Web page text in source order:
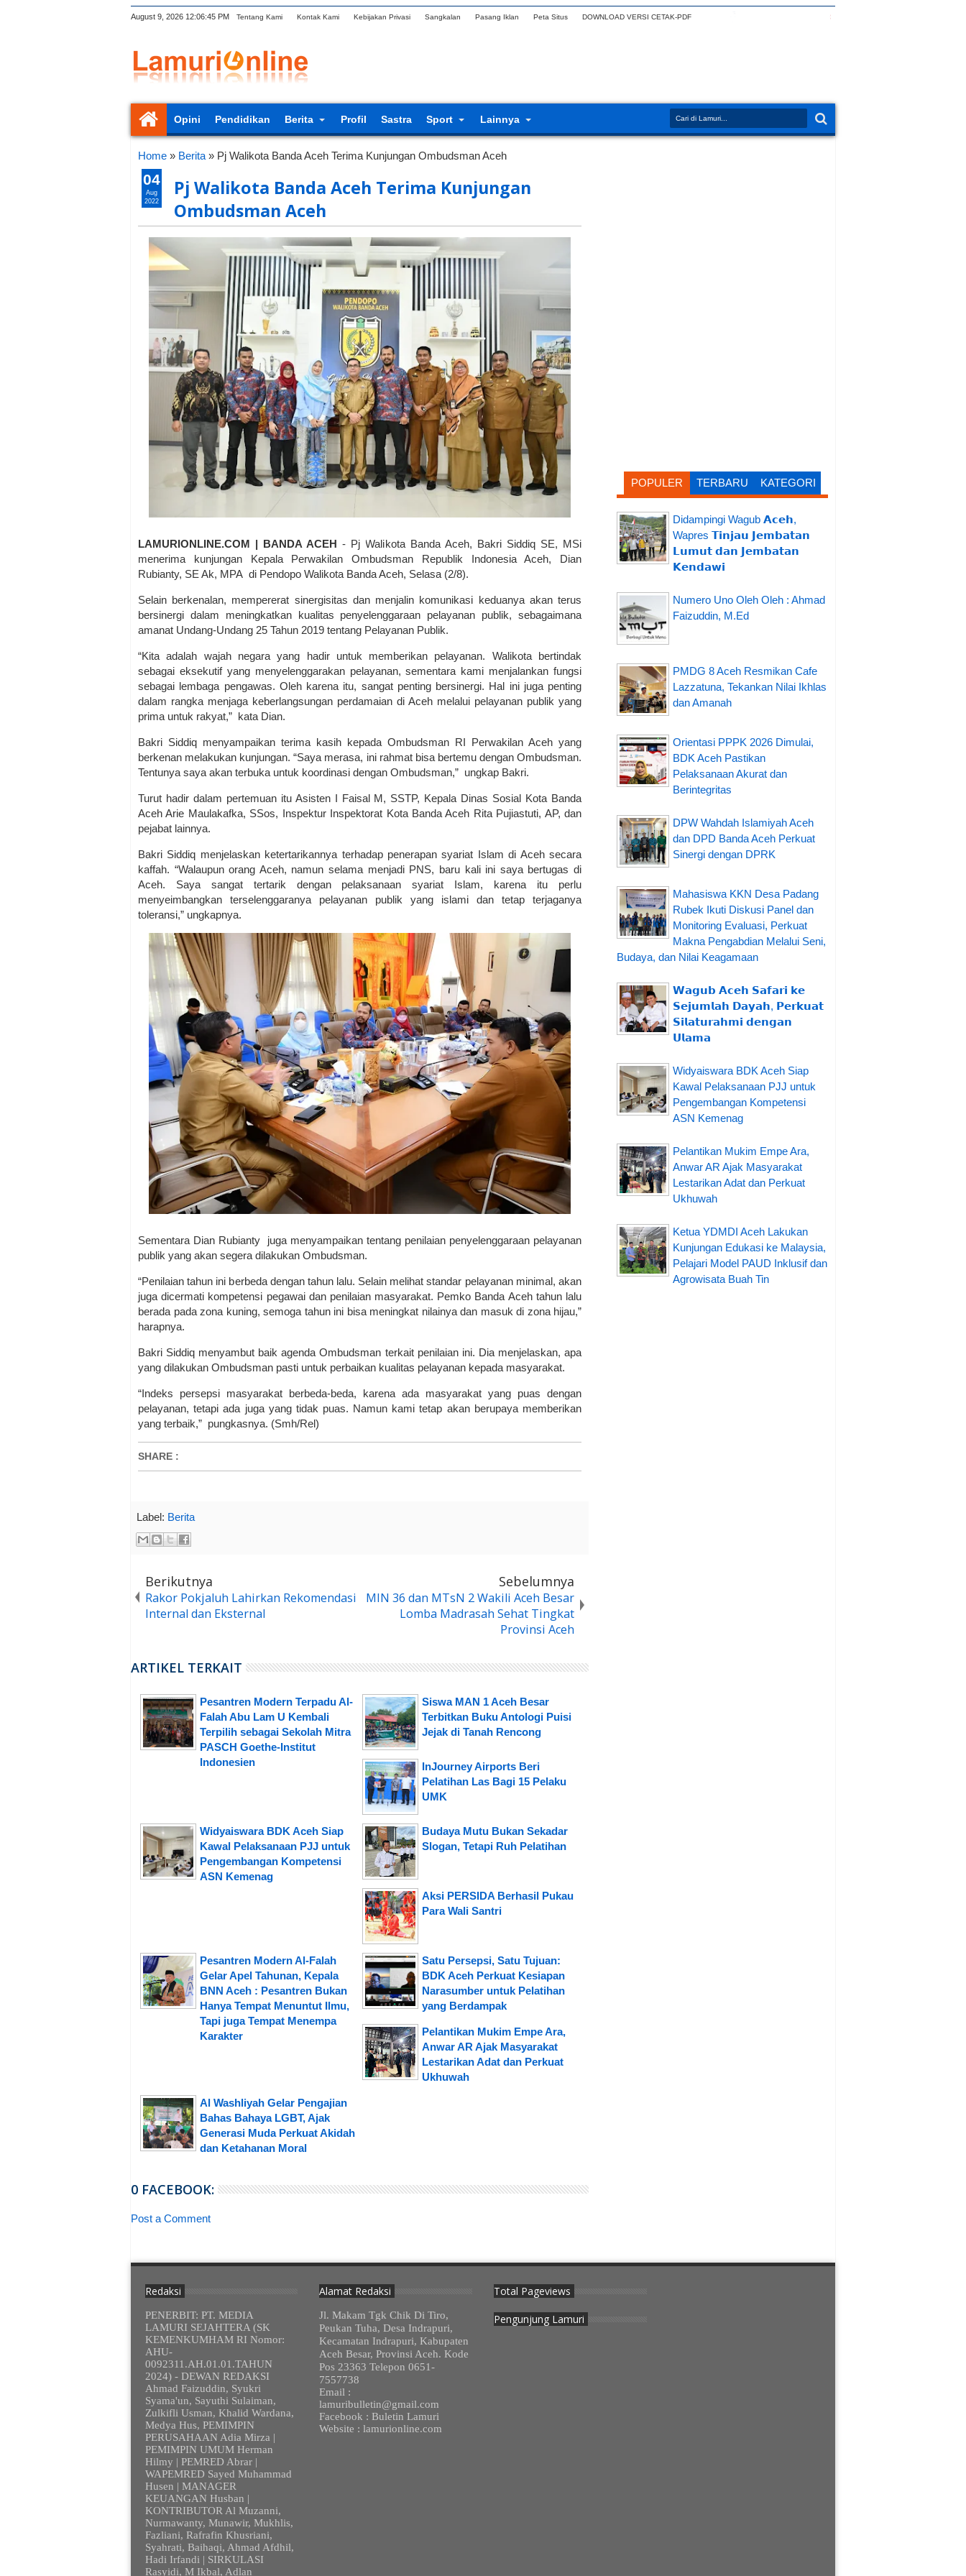
August 9, 2026 12:06:46 PM Tentang Kami Kontak Kami Kebijakan Privasi Sangkalan Pasang Iklan Peta Situs DOWNLOAD VERSI CETAK-PDF
Opini Pendidikan Berita Profil Sastra Sport Lainnya
Home » Berita » Pj Walikota Banda Aceh Terima Kunjungan Ombudsman Aceh
Pj Walikota Banda Aceh Terima Kunjungan
Ombudsman Aceh
LAMURIONLINE.COM | BANDA ACEH - Pj Walikota Banda Aceh, Bakri Siddiq SE, MSi
menerima kunjungan Kepala Perwakilan Ombudsman Republik Indonesia Aceh, Dian
Rubianty, SE Ak, MPA di Pendopo Walikota Banda Aceh, Selasa (2/8).
Selain berkenalan, mempererat sinergisitas dan menjalin komunikasi keduanya akan terus
bersinergi dalam meningkatkan kualitas penyelenggaraan pelayanan publik, sebagaimana
amanat Undang-Undang 25 Tahun 2019 tentang Pelayanan Publik.
“Kita adalah wajah negara yang hadir untuk memberikan pelayanan. Walikota bertindak
sebagai eksekutif yang menyelenggarakan pelayanan, sementara kami menjalankan fungsi
sebagai lembaga pengawas. Oleh karena itu, sangat penting bersinergi. Hal ini juga penting
dalam rangka menjaga keberlangsungan perdamaian di Aceh melalui pelayanan publik yang
prima untuk rakyat,” kata Dian.
Bakri Siddiq menyampaikan terima kasih kepada Ombudsman RI Perwakilan Aceh yang
berkenan melakukan kunjungan. “Saya merasa, ini rahmat bisa bertemu dengan Ombudsman.
Tentunya saya akan terbuka untuk koordinasi dengan Ombudsman,” ungkap Bakri.
Turut hadir dalam pertemuan itu Asisten I Faisal M, SSTP, Kepala Dinas Sosial Kota Banda
Aceh Arie Maulakafka, SSos, Inspektur Inspektorat Kota Banda Aceh Rita Pujiastuti, AP, dan
pejabat lainnya.
Bakri Siddiq menjelaskan ketertarikannya terhadap penerapan syariat Islam di Aceh secara
kaffah. “Walaupun orang Aceh, namun selama menjadi PNS, baru kali ini saya bertugas di
Aceh. Saya sangat tertarik dengan pelaksanaan syariat Islam, karena itu perlu
menyeimbangkan terselenggaranya pelayanan publik yang islami dan tetap terjaganya
toleransi,” ungkapnya.
Sementara Dian Rubianty juga menyampaikan tentang penilaian penyelenggaraan pelayanan
publik yang akan segera dilakukan Ombudsman.
“Penilaian tahun ini berbeda dengan tahun lalu. Selain melihat standar pelayanan minimal, akan
juga dicermati kompetensi pegawai dan penilaian masyarakat. Pemko Banda Aceh tahun lalu
berada pada zona kuning, semoga tahun ini bisa meningkat nilainya dan masuk di zona hijau,”
harapnya.
Bakri Siddiq menyambut baik agenda Ombudsman terkait penilaian ini. Dia menjelaskan, apa
yang dilakukan Ombudsman pasti untuk perbaikan kualitas pelayanan kepada masyarakat.
“Indeks persepsi masyarakat berbeda-beda, karena ada masyarakat yang puas dengan
pelayanan, tetapi ada juga yang tidak puas. Namun kami tetap akan berupaya memberikan
yang terbaik,” pungkasnya. (Smh/Rel)
SHARE :
04
Aug
2022
Label: Berita
Berikutnya
Rakor Pokjaluh Lahirkan Rekomendasi
Internal dan Eksternal
Sebelumnya
MIN 36 dan MTsN 2 Wakili Aceh Besar
Lomba Madrasah Sehat Tingkat
Provinsi Aceh
ARTIKEL TERKAIT
Pesantren Modern Terpadu Al-
Falah Abu Lam U Kembali
Terpilih sebagai Sekolah Mitra
PASCH Goethe-Institut
Indonesien
Siswa MAN 1 Aceh Besar
Terbitkan Buku Antologi Puisi
Jejak di Tanah Rencong
InJourney Airports Beri
Pelatihan Las Bagi 15 Pelaku
UMK
Widyaiswara BDK Aceh Siap
Kawal Pelaksanaan PJJ untuk
Pengembangan Kompetensi
ASN Kemenag
Budaya Mutu Bukan Sekadar
Slogan, Tetapi Ruh Pelatihan
Aksi PERSIDA Berhasil Pukau
Para Wali Santri
Pesantren Modern Al-Falah
Gelar Apel Tahunan, Kepala
BNN Aceh : Pesantren Bukan
Hanya Tempat Menuntut Ilmu,
Tapi juga Tempat Menempa
Karakter
Satu Persepsi, Satu Tujuan:
BDK Aceh Perkuat Kesiapan
Narasumber untuk Pelatihan
yang Berdampak
Pelantikan Mukim Empe Ara,
Anwar AR Ajak Masyarakat
Lestarikan Adat dan Perkuat
Ukhuwah
Al Washliyah Gelar Pengajian
Bahas Bahaya LGBT, Ajak
Generasi Muda Perkuat Akidah
dan Ketahanan Moral
0 FACEBOOK:
Post a Comment
POPULER TERBARU KATEGORI
Didampingi Wagub 𝗔𝗰𝗲𝗵,
Wapres 𝗧𝗶𝗻𝗷𝗮𝘂 𝗝𝗲𝗺𝗯𝗮𝘁𝗮𝗻
𝗟𝘂𝗺𝘂𝘁 𝗱𝗮𝗻 𝗝𝗲𝗺𝗯𝗮𝘁𝗮𝗻
𝗞𝗲𝗻𝗱𝗮𝘄𝗶
Numero Uno Oleh Oleh : Ahmad
Faizuddin, M.Ed
PMDG 8 Aceh Resmikan Cafe
Lazzatuna, Tekankan Nilai Ikhlas
dan Amanah
Orientasi PPPK 2026 Dimulai,
BDK Aceh Pastikan
Pelaksanaan Akurat dan
Berintegritas
DPW Wahdah Islamiyah Aceh
dan DPD Banda Aceh Perkuat
Sinergi dengan DPRK
Mahasiswa KKN Desa Padang
Rubek Ikuti Diskusi Panel dan
Monitoring Evaluasi, Perkuat
Makna Pengabdian Melalui Seni,
Budaya, dan Nilai Keagamaan
𝗪𝗮𝗴𝘂𝗯 𝗔𝗰𝗲𝗵 𝗦𝗮𝗳𝗮𝗿𝗶 𝗸𝗲
𝗦𝗲𝗷𝘂𝗺𝗹𝗮𝗵 𝗗𝗮𝘆𝗮𝗵, 𝗣𝗲𝗿𝗸𝘂𝗮𝘁
𝗦𝗶𝗹𝗮𝘁𝘂𝗿𝗮𝗵𝗺𝗶 𝗱𝗲𝗻𝗴𝗮𝗻
𝗨𝗹𝗮𝗺𝗮
Widyaiswara BDK Aceh Siap
Kawal Pelaksanaan PJJ untuk
Pengembangan Kompetensi
ASN Kemenag
Pelantikan Mukim Empe Ara,
Anwar AR Ajak Masyarakat
Lestarikan Adat dan Perkuat
Ukhuwah
Ketua YDMDI Aceh Lakukan
Kunjungan Edukasi ke Malaysia,
Pelajari Model PAUD Inklusif dan
Agrowisata Buah Tin
Redaksi
PENERBIT: PT. MEDIA
LAMURI SEJAHTERA (SK
KEMENKUMHAM RI Nomor:
AHU-
0092311.AH.01.01.TAHUN
2024) - DEWAN REDAKSI
Ahmad Faizuddin, Syukri
Syama'un, Sayuthi Sulaiman,
Zulkifli Usman, Khalid Wardana,
Medya Hus, PEMIMPIN
PERUSAHAAN Adia Mirza |
PEMIMPIN UMUM Herman
Hilmy | PEMRED Abrar |
WAPEMRED Sayed Muhammad
Husen | MANAGER
KEUANGAN Husban |
KONTRIBUTOR Al Muzanni,
Nurmawanty, Munawir, Mukhlis,
Fazliani, Rafrafin Khusriani,
Syahrati, Baihaqi, Ahmad Afdhil,
Hadi Irfandi | SIRKULASI
Rasyidi, M Ikbal, Adlan
Alamat Redaksi
Jl. Makam Tgk Chik Di Tiro,
Peukan Tuha, Desa Indrapuri,
Kecamatan Indrapuri, Kabupaten
Aceh Besar, Provinsi Aceh. Kode
Pos 23363 Telepon 0651-
7557738
Email :
lamuribulletin@gmail.com
Facebook : Buletin Lamuri
Website : lamurionline.com
Total Pageviews
Pengunjung Lamuri